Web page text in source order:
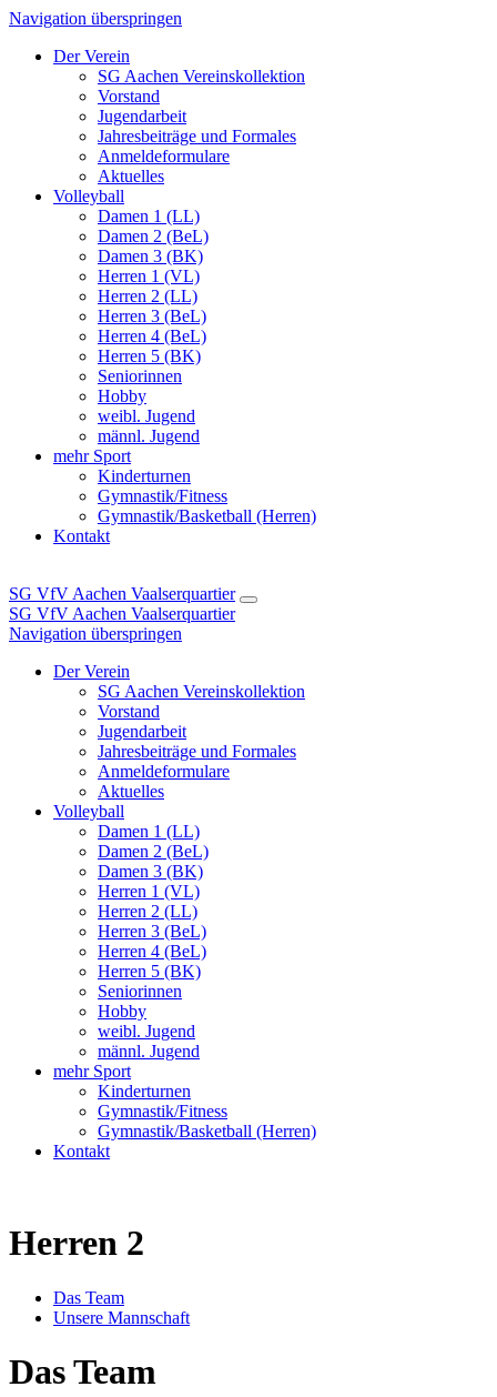
Navigation überspringen
Der Verein
SG Aachen Vereinskollektion
Vorstand
Jugendarbeit
Jahresbeiträge und Formales
Anmeldeformulare
Aktuelles
Volleyball
Damen 1 (LL)
Damen 2 (BeL)
Damen 3 (BK)
Herren 1 (VL)
Herren 2 (LL)
Herren 3 (BeL)
Herren 4 (BeL)
Herren 5 (BK)
Seniorinnen
Hobby
weibl. Jugend
männl. Jugend
mehr Sport
Kinderturnen
Gymnastik/Fitness
Gymnastik/Basketball (Herren)
Kontakt
SG VfV Aachen Vaalserquartier
SG VfV Aachen Vaalserquartier
Navigation überspringen
Der Verein
SG Aachen Vereinskollektion
Vorstand
Jugendarbeit
Jahresbeiträge und Formales
Anmeldeformulare
Aktuelles
Volleyball
Damen 1 (LL)
Damen 2 (BeL)
Damen 3 (BK)
Herren 1 (VL)
Herren 2 (LL)
Herren 3 (BeL)
Herren 4 (BeL)
Herren 5 (BK)
Seniorinnen
Hobby
weibl. Jugend
männl. Jugend
mehr Sport
Kinderturnen
Gymnastik/Fitness
Gymnastik/Basketball (Herren)
Kontakt
Herren 2
Das Team
Unsere Mannschaft
Das Team